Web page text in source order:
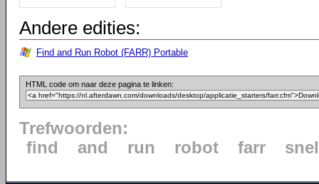
Andere edities:
Find and Run Robot (FARR) Portable
HTML code om naar deze pagina te linken:
Trefwoorden:
find
and run robot farr